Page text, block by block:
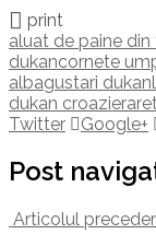
print
aluat de paine
dukancornete
albagustari dukan
dukan croaziera
Twitter
Google+
Post
Articolul